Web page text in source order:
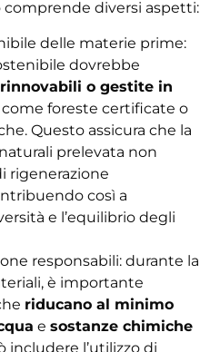
diversi aspetti:
delle materie prime:
dovrebbe
o gestite in
come foreste certificate o
Questo assicura che la
prelevata non
rigenerazione
così a
e l’equilibrio degli
responsabili: durante la
è importante
riducano al minimo
e sostanze chimiche
includere l’utilizzo di